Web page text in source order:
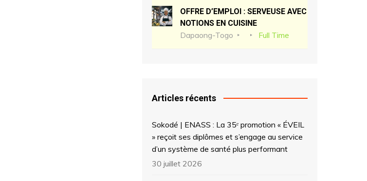
OFFRE D’EMPLOI : SERVEUSE AVEC
NOTIONS EN CUISINE
Dapaong-Togo Full Time
Articles récents
Sokodé | ENASS : La 35ᵉ promotion « ÉVEIL
» reçoit ses diplômes et s’engage au service
d’un système de santé plus performant
30 juillet 2026